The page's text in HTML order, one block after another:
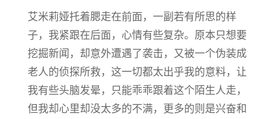
艾米莉娅托着腮走在前面，一副若有所思的样
子，我紧跟在后面，心情有些复杂。原本只想要
挖掘新闻，却意外遭遇了袭击，又被一个伪装成
老人的侦探所救，这一切都太出乎我的意料，让
我有些头脑发晕，只能乖乖跟着这个陌生人走，
但我却心里却没太多的不满，更多的则是兴奋和